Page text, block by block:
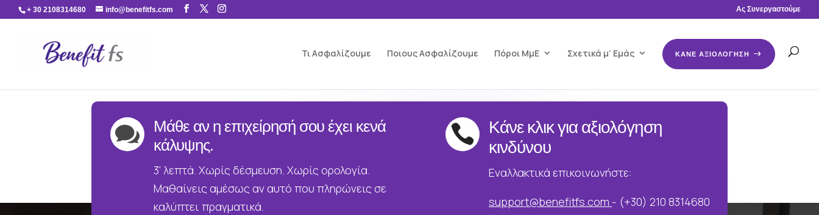
+ 30 2108314680 info@benefitfs.com Ας Συνεργαστούμε
Τι Ασφαλίζουμε Ποιους Ασφαλίζουμε Πόροι ΜμΕ Σχετικά μ’ Εμάς ΚΑΝΕ ΑΞΙΟΛΟΓΗΣΗ

Μάθε αν η επιχείρησή σου έχει κενά
κάλυψης.
3' λεπτά. Χωρίς δέσμευση. Χωρίς ορολογία.
Μαθαίνεις αμέσως αν αυτό που πληρώνεις σε
καλύπτει πραγματικά.

Κάνε κλικ για αξιολόγηση
κινδύνου
Εναλλακτικά επικοινωνήστε:
support@benefitfs.com - (+30) 210 8314680